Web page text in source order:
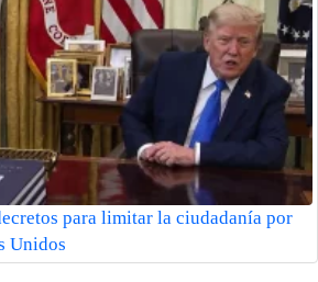
para limitar la ciudadanía por
Unidos